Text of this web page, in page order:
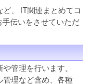
、 IT関連まとめてコ
伝いをさせていただ
管理を行います。
管理など含め、各種